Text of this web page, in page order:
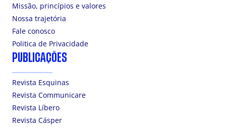
Missão, princípios e valores
Nossa trajetória
Fale conosco
Politica de Privacidade
PUBLICAÇÕES
Revista Esquinas
Revista Communicare
Revista Líbero
Revista Cásper